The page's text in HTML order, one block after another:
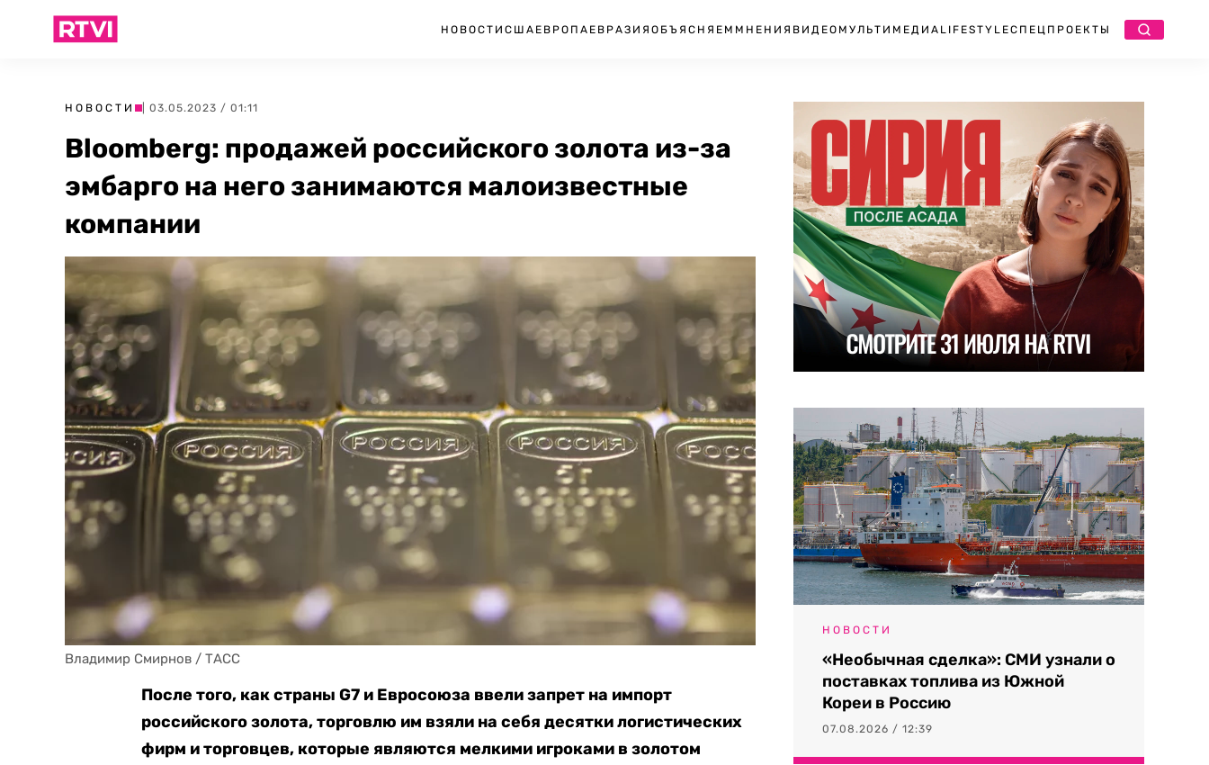
НОВОСТИ США ЕВРОПА ЕВРАЗИЯ ОБЪЯСНЯЕМ МНЕНИЯ ВИДЕО МУЛЬТИМЕДИА LIFESTYLEСПЕЦПРОЕКТЫ
НОВОСТИ | 03.05.2023 / 01:11
Bloomberg: продажей российского золота из-за
эмбарго на него занимаются малоизвестные
компании
Владимир Смирнов / ТАСС
После того, как страны G7 и Евросоюза ввели запрет на импорт
российского золота, торговлю им взяли на себя десятки логистических
фирм и торговцев, которые являются мелкими игроками в золотом
НОВОСТИ
«Необычная сделка»: СМИ узнали о
поставках топлива из Южной
Кореи в Россию
07.08.2026 / 12:39